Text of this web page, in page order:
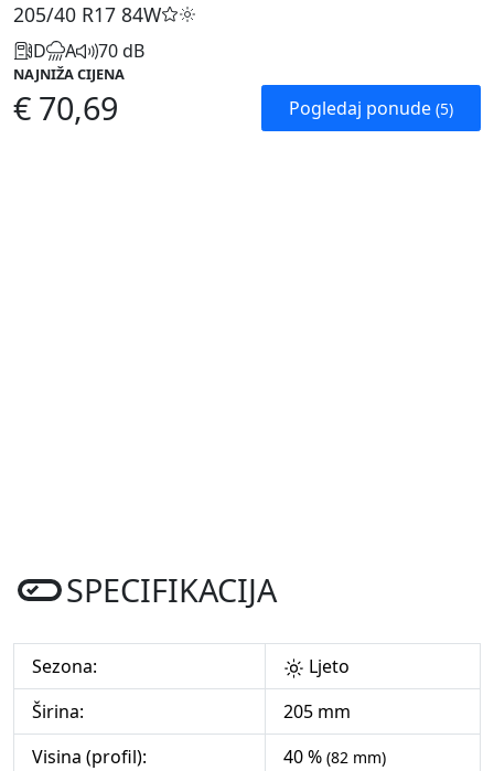
205/40 R17 84W
D A 70 dB
NAJNIŽA CIJENA
€ 70,69 Pogledaj ponude (5)
SPECIFIKACIJA
Sezona:
Ljeto
Širina:
205 mm
Visina (profil):
40 % (82 mm)